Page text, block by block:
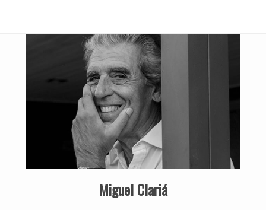
Miguel Clariá